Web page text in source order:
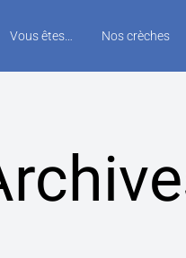
Vous êtes… Nos crèches